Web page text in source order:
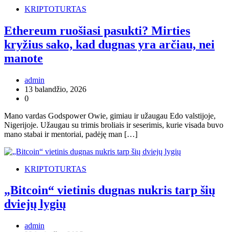
KRIPTOTURTAS
Ethereum ruošiasi pasukti? Mirties
kryžius sako, kad dugnas yra arčiau, nei
manote
admin
13 balandžio, 2026
0
Mano vardas Godspower Owie, gimiau ir užaugau Edo valstijoje,
Nigerijoje. Užaugau su trimis broliais ir seserimis, kurie visada buvo
mano stabai ir mentoriai, padėję man […]
KRIPTOTURTAS
„Bitcoin“ vietinis dugnas nukris tarp šių
dviejų lygių
admin